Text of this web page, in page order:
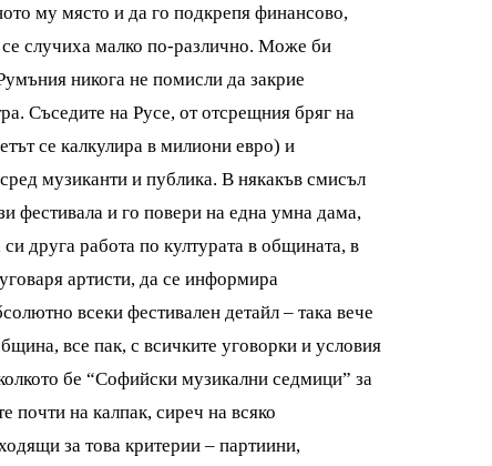
му място и да го подкрепя финансово,
се случиха малко по-различно. Може би
никога не помисли да закрие
Съседите на Русе, от отсрещния бряг на
се калкулира в милиони евро) и
музиканти и публика. В някакъв смисъл
фестивала и го повери на една умна дама,
друга работа по културата в общината, в
артисти, да се информира
всеки фестивален детайл – така вече
все пак, с всичките уговорки и условия
бе “Софийски музикални седмици” за
почти на калпак, сиреч на всяко
за това критерии – партиини,